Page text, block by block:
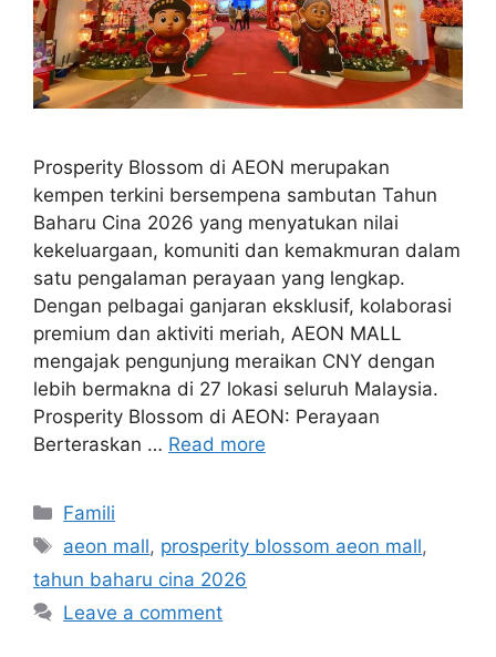
Prosperity Blossom di AEON merupakan
kempen terkini bersempena sambutan Tahun
Baharu Cina 2026 yang menyatukan nilai
kekeluargaan, komuniti dan kemakmuran dalam
satu pengalaman perayaan yang lengkap.
Dengan pelbagai ganjaran eksklusif, kolaborasi
premium dan aktiviti meriah, AEON MALL
mengajak pengunjung meraikan CNY dengan
lebih bermakna di 27 lokasi seluruh Malaysia.
Prosperity Blossom di AEON: Perayaan
Berteraskan … Read more
Categories
Famili
Tags
aeon mall, prosperity blossom aeon mall,
tahun baharu cina 2026
Leave a comment